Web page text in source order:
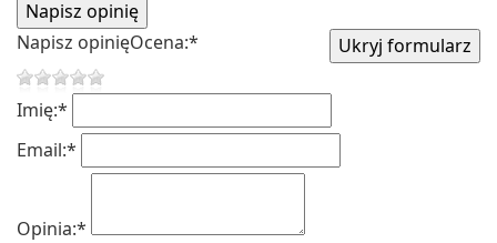
Napisz opinięOcena:*
Imię:*
Email:*
Opinia:*